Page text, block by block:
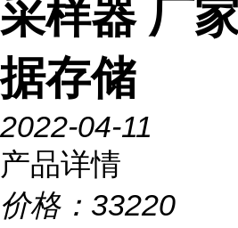
采样器 厂
据存储
2022-04-11
产品详情
价格： 33220